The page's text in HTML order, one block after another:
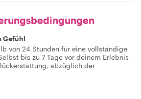
Gefühl
von 24 Stunden für eine vollständige
bis zu 7 Tage vor deinem Erlebnis
abzüglich der